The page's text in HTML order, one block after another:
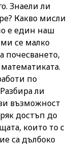
Знаели ли
Какво мисли
е един наш
се малко
почесването,
по
ли
възможност
достъп до
които то с
са дълбоко